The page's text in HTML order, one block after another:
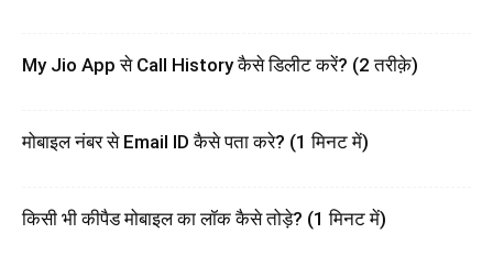
My Jio App से Call History कैसे डिलीट करें? (2 तरीक़े)
मोबाइल नंबर से Email ID कैसे पता करे? (1 मिनट में)
किसी भी कीपैड मोबाइल का लॉक कैसे तोड़े? (1 मिनट में)